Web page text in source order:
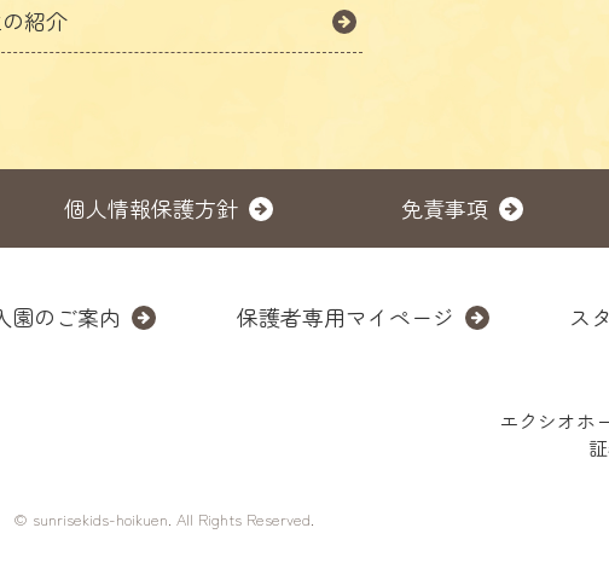
紹介
個人情報保護方針 免責事項
園のご案内 保護者専用マイページ ス
エクシオホ
© sunrisekids-hoikuen. All Rights Reserved.